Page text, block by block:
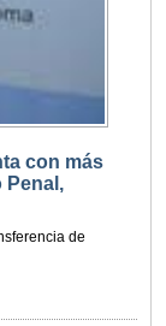
con más
Penal,
de